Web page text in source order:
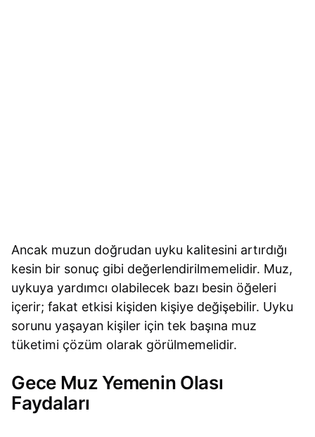
Ancak muzun doğrudan uyku kalitesini artırdığı
kesin bir sonuç gibi değerlendirilmemelidir. Muz,
uykuya yardımcı olabilecek bazı besin öğeleri
içerir; fakat etkisi kişiden kişiye değişebilir. Uyku
sorunu yaşayan kişiler için tek başına muz
tüketimi çözüm olarak görülmemelidir.
Gece Muz Yemenin Olası
Faydaları